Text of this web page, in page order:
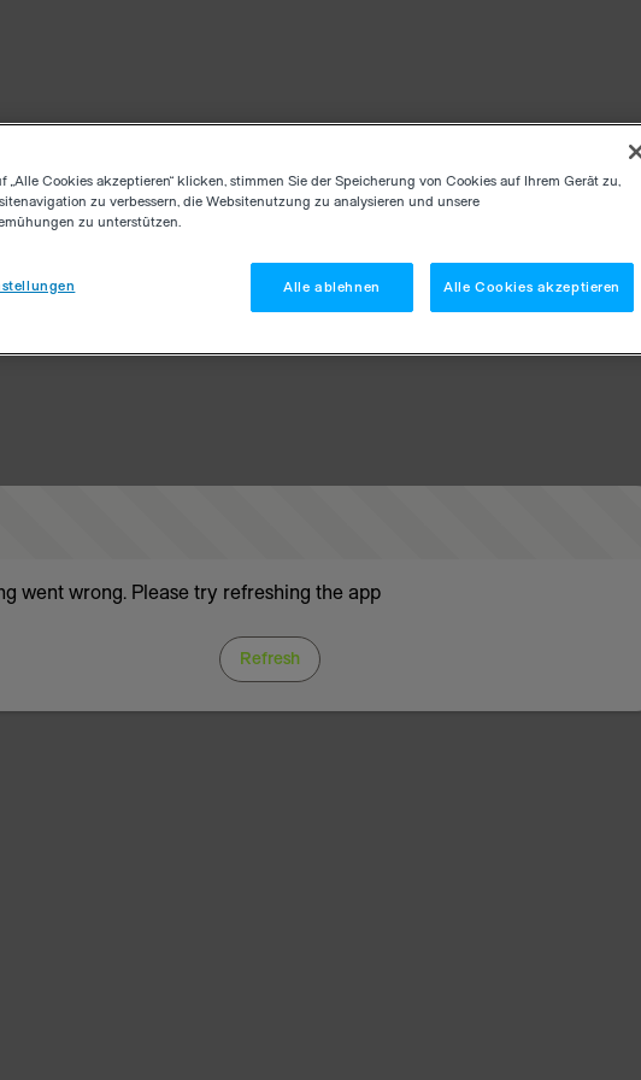
went wrong. Please try refreshing the app
Refresh
„Alle Cookies akzeptieren“ klicken, stimmen Sie der Speicherung von Cookies auf Ihrem Gerät zu,
zu verbessern, die Websitenutzung zu analysieren und unsere
zu unterstützen.
Alle ablehnen Alle Cookies akzeptieren